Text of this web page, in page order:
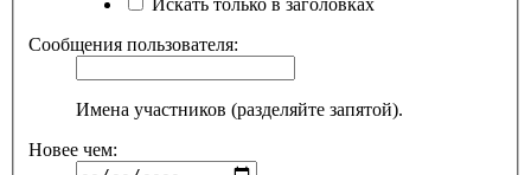
Сообщения пользователя:
Имена участников (разделяйте запятой).
Новее чем: